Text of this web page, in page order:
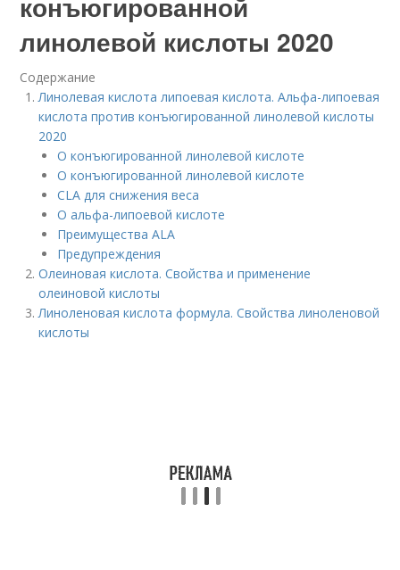
линолевой кислоты 2020
Содержание
Линолевая кислота липоевая кислота. Альфа-липоевая
кислота против конъюгированной линолевой кислоты
2020
О конъюгированной линолевой кислоте
О конъюгированной линолевой кислоте
CLA для снижения веса
О альфа-липоевой кислоте
Преимущества ALA
Предупреждения
Олеиновая кислота. Свойства и применение
олеиновой кислоты
Линоленовая кислота формула. Свойства линоленовой
кислоты